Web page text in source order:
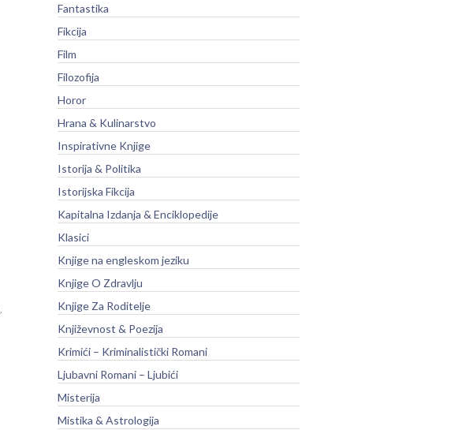
Fantastika
Fikcija
Film
Filozofija
Horor
Hrana & Kulinarstvo
Inspirativne Knjige
Istorija & Politika
Istorijska Fikcija
Kapitalna Izdanja & Enciklopedije
Klasici
Knjige na engleskom jeziku
Knjige O Zdravlju
Knjige Za Roditelje
Književnost & Poezija
Krimići – Kriminalistički Romani
Ljubavni Romani – Ljubići
Misterija
Mistika & Astrologija